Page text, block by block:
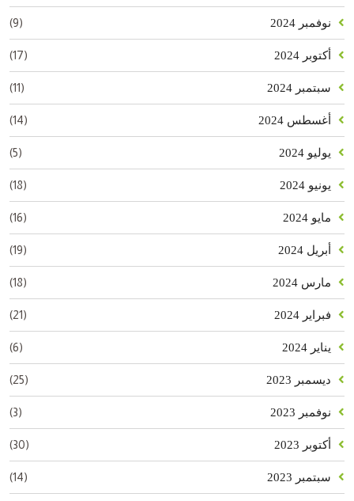
نوفمبر 2024 (9)
أكتوبر 2024 (17)
سبتمبر 2024 (11)
أغسطس 2024 (14)
يوليو 2024 (5)
يونيو 2024 (18)
مايو 2024 (16)
أبريل 2024 (19)
مارس 2024 (18)
فبراير 2024 (21)
يناير 2024 (6)
ديسمبر 2023 (25)
نوفمبر 2023 (3)
أكتوبر 2023 (30)
سبتمبر 2023 (14)